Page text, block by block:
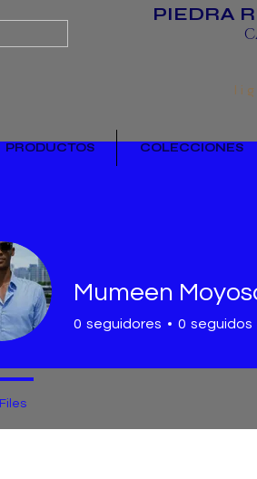
PIEDRA
PRODUCTOS COLECCIONES
Mumeen
0 seguidores 0 seguidos
Files